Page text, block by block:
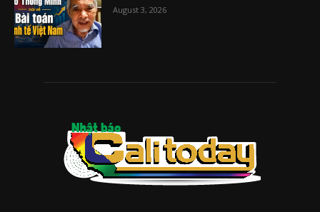
August 3, 2026